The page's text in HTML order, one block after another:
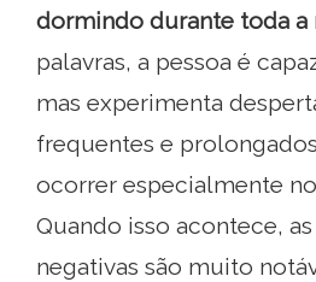
dormindo durante toda a
palavras, a pessoa é
mas experimenta
frequentes e
ocorrer especialmente
Quando isso acontece,
negativas são muito